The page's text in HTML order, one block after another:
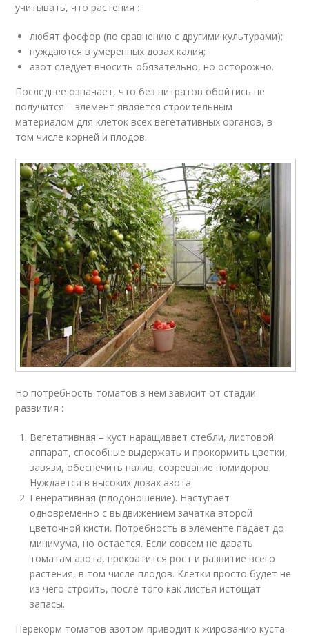
учитывать, что растения :
любят фосфор (по сравнению с другими культурами);
нуждаются в умеренных дозах калия;
азот следует вносить обязательно, но осторожно.
Последнее означает, что без нитратов обойтись не
получится – элемент является строительным
материалом для клеток всех вегетативных органов, в
том числе корней и плодов.
Но потребность томатов в нем зависит от стадии
развития :
Вегетативная – куст наращивает стебли, листовой
аппарат, способные выдержать и прокормить цветки,
завязи, обеспечить налив, созревание помидоров.
Нуждается в высоких дозах азота.
Генеративная (плодоношение). Наступает
одновременно с выдвижением зачатка второй
цветочной кисти. Потребность в элементе падает до
минимума, но остается. Если совсем не давать
томатам азота, прекратится рост и развитие всего
растения, в том числе плодов. Клетки просто будет не
из чего строить, после того как листья истощат
запасы.
Перекорм томатов азотом приводит к жированию куста –